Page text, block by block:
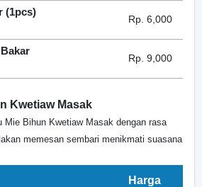
(1pcs)
Rp. 6,000
Rp. 9,000
Kwetiaw Masak
Mie Bihun Kwetiaw Masak dengan rasa
memesan sembari menikmati suasana
Harga